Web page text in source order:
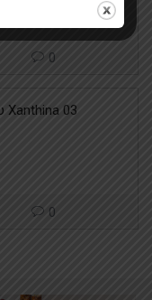
0
Xanthina 03
0